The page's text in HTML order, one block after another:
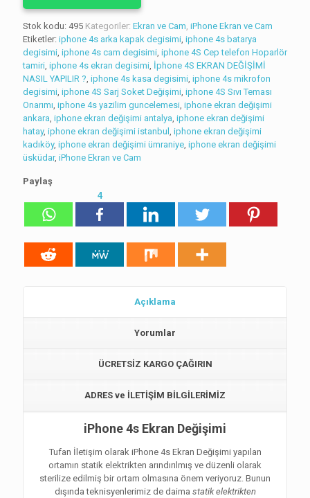
Stok kodu: 495 Kategoriler: Ekran ve Cam iPhone Ekran ve Cam
Etiketler: iphone 4s arka kapak degisimi iphone 4s batarya
degisimi iphone 4s cam degisimi iphone 4S Cep telefon Hoparlör
tamiri iphone 4s ekran degisimi İphone 4S EKRAN DEĞİŞİMİ
NASIL YAPILIR ? iphone 4s kasa degisimi iphone 4s mikrofon
degisimi iphone 4S Sarj Soket Değişimi iphone 4S Sıvı Teması
Onarımı iphone 4s yazilim guncelemesi iphone ekran değişimi
ankara iphone ekran değişimi antalya iphone ekran değişimi
hatay, iphone ekran değişimi istanbul iphone ekran değişimi
kadıköy, iphone ekran değişimi ümraniye iphone ekran değişimi
üsküdar, iPhone Ekran ve Cam
Paylaş
4
Açıklama
Yorumlar
ÜCRETSİZ KARGO ÇAĞIRIN
ADRES ve İLETİŞİM BİLGİLERİMİZ
iPhone 4s Ekran Değişimi
Tufan İletişim olarak iPhone 4s Ekran Değişimi yapılan
ortamın statik elektrikten arındırılmış ve düzenli olarak
sterilize edilmiş bir ortam olmasına önem veriyoruz. Bunun
dışında teknisyenlerimiz de daima statik elektrikten